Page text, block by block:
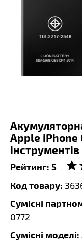
Apple iPhone
інструментів
Рейтинг: 5
Код товару:
Сумісні
0772
Сумісні моделі: